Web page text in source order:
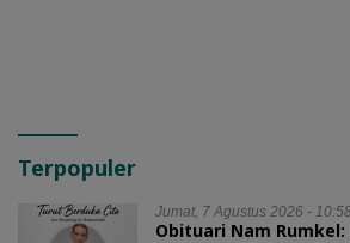
Terpopuler
Jumat, 7 Agustus 2026 -
Obituari Nam